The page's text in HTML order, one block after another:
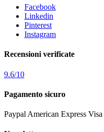
Facebook
Linkedin
Pinterest
Instagram
Recensioni verificate
9.6/10
Pagamento sicuro
Paypal American Express Visa